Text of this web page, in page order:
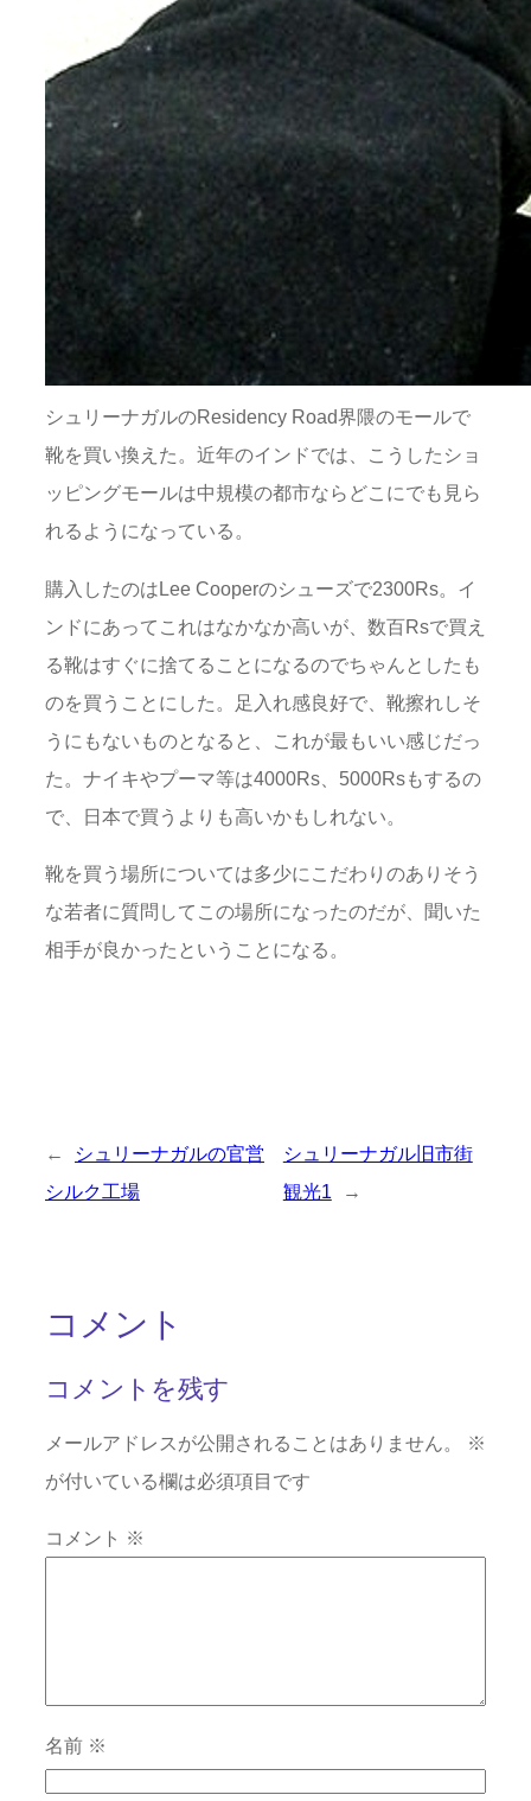
シュリーナガルのResidency Road界隈のモールで
靴を買い換えた。近年のインドでは、こうしたショ
ッピングモールは中規模の都市ならどこにでも見ら
れるようになっている。
購入したのはLee Cooperのシューズで2300Rs。イ
ンドにあってこれはなかなか高いが、数百Rsで買え
る靴はすぐに捨てることになるのでちゃんとしたも
のを買うことにした。足入れ感良好で、靴擦れしそ
うにもないものとなると、これが最もいい感じだっ
た。ナイキやプーマ等は4000Rs、5000Rsもするの
で、日本で買うよりも高いかもしれない。
靴を買う場所については多少にこだわりのありそう
な若者に質問してこの場所になったのだが、聞いた
相手が良かったということになる。
←
シュリーナガルの官営
シルク工場
シュリーナガル旧市街
観光1
→
コメント
コメントを残す
メールアドレスが公開されることはありません。
※
が付いている欄は必須項目です
コメント ※
名前 ※